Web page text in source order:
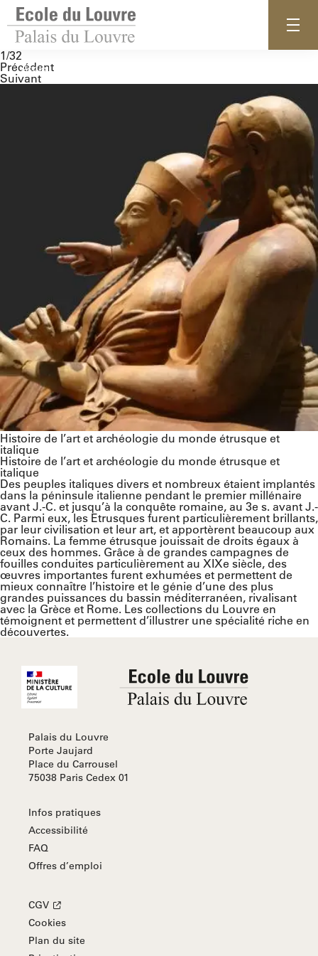
Accueil
1/32
Précédent
Suivant
Histoire de l’art et archéologie du monde étrusque et
italique
Histoire de l’art et archéologie du monde étrusque et
italique
Des peuples italiques divers et nombreux étaient implantés
dans la péninsule italienne pendant le premier millénaire
avant J.-C. et jusqu’à la conquête romaine, au 3e s. avant J.-
C. Parmi eux, les Etrusques furent particulièrement brillants,
par leur civilisation et leur art, et apportèrent beaucoup aux
Romains. La femme étrusque jouissait de droits égaux à
ceux des hommes. Grâce à de grandes campagnes de
fouilles conduites particulièrement au XIXe siècle, des
œuvres importantes furent exhumées et permettent de
mieux connaître l’histoire et le génie d’une des plus
grandes puissances du bassin méditerranéen, rivalisant
avec la Grèce et Rome. Les collections du Louvre en
témoignent et permettent d’illustrer une spécialité riche en
découvertes.
Palais du Louvre
Porte Jaujard
Place du Carrousel
75038 Paris Cedex 01
Infos pratiques
Accessibilité
FAQ
Offres d’emploi
CGV
Cookies
Plan du site